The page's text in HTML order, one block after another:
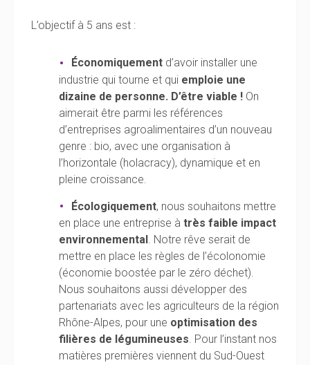
L’objectif à 5 ans est :
Économiquement d’avoir installer une
industrie qui tourne et qui emploie une
dizaine de personne. D’être viable ! On
aimerait être parmi les références
d’entreprises agroalimentaires d’un nouveau
genre : bio, avec une organisation à
l’horizontale (holacracy), dynamique et en
pleine croissance.
Écologiquement, nous souhaitons mettre
en place une entreprise à très faible impact
environnemental . Notre rêve serait de
mettre en place les règles de l’écolonomie
(économie boostée par le zéro déchet).
Nous souhaitons aussi développer des
partenariats avec les agriculteurs de la région
Rhône-Alpes, pour une optimisation des
filières de légumineuses. Pour l’instant nos
matières premières viennent du Sud-Ouest